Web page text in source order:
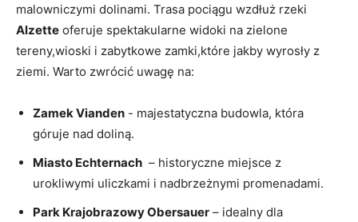
malowniczymi dolinami. Trasa pociągu wzdłuż rzeki
Alzette oferuje ‍spektakularne widoki na zielone
tereny,wioski i zabytkowe zamki,które jakby​ wyrosły z
ziemi. Warto zwrócić uwagę na:
Zamek​ Vianden ⁢- majestatyczna‌ budowla, która
góruje nad doliną.
Miasto‌ Echternach ⁤ – historyczne miejsce z
urokliwymi uliczkami i‌ nadbrzeżnymi ‌promenadami.
Park Krajobrazowy Obersauer – idealny dla​